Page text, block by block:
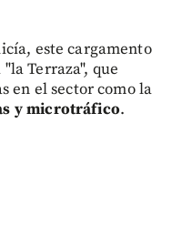
este cargamento
Terraza", que
en el sector como la
y microtráfico.